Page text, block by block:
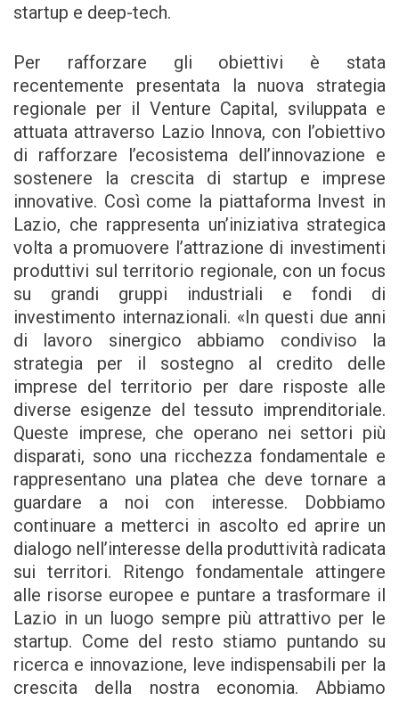
startup e deep-tech.
Per rafforzare gli obiettivi è stata
recentemente presentata la nuova strategia
regionale per il Venture Capital, sviluppata e
attuata attraverso Lazio Innova, con l’obiettivo
di rafforzare l’ecosistema dell’innovazione e
sostenere la crescita di startup e imprese
innovative. Così come la piattaforma Invest in
Lazio, che rappresenta un’iniziativa strategica
volta a promuovere l’attrazione di investimenti
produttivi sul territorio regionale, con un focus
su grandi gruppi industriali e fondi di
investimento internazionali. «In questi due anni
di lavoro sinergico abbiamo condiviso la
strategia per il sostegno al credito delle
imprese del territorio per dare risposte alle
diverse esigenze del tessuto imprenditoriale.
Queste imprese, che operano nei settori più
disparati, sono una ricchezza fondamentale e
rappresentano una platea che deve tornare a
guardare a noi con interesse. Dobbiamo
continuare a metterci in ascolto ed aprire un
dialogo nell’interesse della produttività radicata
sui territori. Ritengo fondamentale attingere
alle risorse europee e puntare a trasformare il
Lazio in un luogo sempre più attrattivo per le
startup. Come del resto stiamo puntando su
ricerca e innovazione, leve indispensabili per la
crescita della nostra economia. Abbiamo